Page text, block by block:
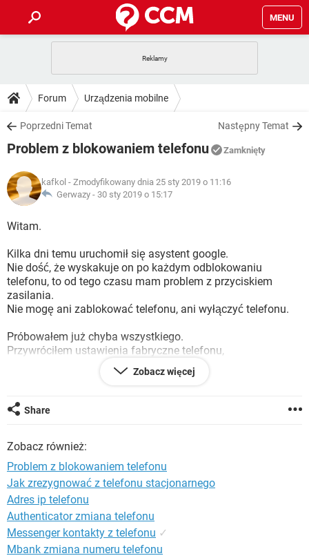
MENU
GRY WHATSAPP
SPOTIFY
INSTAGRAM FACEBOOK
WINDOWS 10
PORADY
PlayStation TIKTOK
INSTAGRAM FACEBOOK
WINDOWS 10
DO POBRANIA
ANDROID TIKTOK
GRY
IOS NETFLIX
INSTAGRAM
COVID-19 TIKTOK
GRY
SPOTIFY
INSTAGRAM FACEBOOK
WINDOWS 10
ARTYKUŁY
COVID-19
SPOTIFY NETFLIX
INSTAGRAM FACEBOOK
WINDOWS 10
Forum Urządzenia mobilne
Poprzedni Temat Następny Temat
Problem z blokowaniem telefonu Zamknięty
kafkol - Zmodyfikowany dnia 25 sty 2019 o 11:16
Gerwazy - 30 sty 2019 o 15:17
Witam.
Kilka dni temu uruchomił się asystent google.
Nie dość, że wyskakuje on po każdym odblokowaniu
telefonu, to od tego czasu mam problem z przyciskiem
zasilania.
Nie mogę ani zablokować telefonu, ani wyłączyć telefonu.
Próbowałem już chyba wszystkiego.
Przywróciłem ustawienia fabryczne telefonu,
W ustawieniach blokady jest "użyj przycisku zasilania do
"natychmiast",
Opcje Smart Lock ustawione są jako "wyłączony".
Problem pojawia już kolejny raz.
Poprzednio jakoś udało się to usunąć ale nie pamiętam jak.
Telefon to Samsung Galaxy J7.
Proszę o pomoc.
Z góry dziękuję
Zobacz więcej
Share
Zobacz również:
Problem z blokowaniem telefonu
Jak zrezygnować z telefonu stacjonarnego
Adres ip telefonu
Authenticator zmiana telefonu
Messenger kontakty z telefonu ✓
Mbank zmiana numeru telefonu